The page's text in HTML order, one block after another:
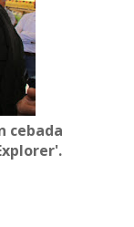
cebada